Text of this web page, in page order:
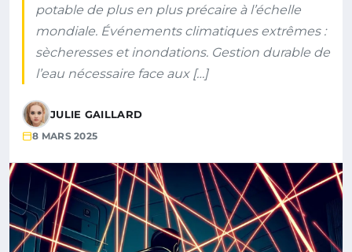
potable de plus en plus précaire à l’échelle
mondiale. Événements climatiques extrêmes :
sècheresses et inondations. Gestion durable de
l’eau nécessaire face aux […]
JULIE GAILLARD
8 MARS 2025